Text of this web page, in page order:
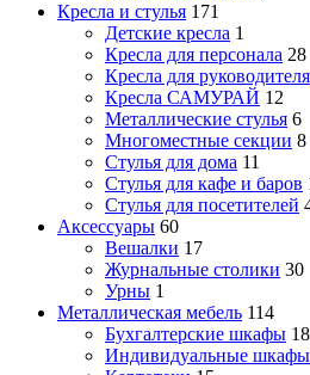
Кресла и стулья 171
Детские кресла 1
Кресла для персонала 28
Кресла для руководителя
Кресла САМУРАЙ 12
Металлические стулья 6
Многоместные секции 8
Стулья для дома 11
Стулья для кафе и баров
Стулья для посетителей
Аксессуары 60
Вешалки 17
Журнальные столики 30
Урны 1
Металлическая мебель 114
Бухгалтерские шкафы 18
Индивидуальные шкафы